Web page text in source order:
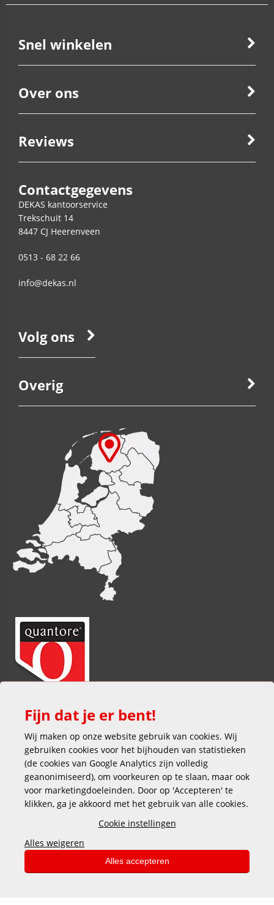
Snel winkelen
Over ons
Reviews
Contactgegevens
DEKAS kantoorservice
Trekschuit 14
8447 CJ Heerenveen
0513 - 68 22 66
info@dekas.nl
Volg ons
Overig
Veilig en gemakkelijk betalen
Fijn dat je er bent!
Wij maken op onze website gebruik van cookies. Wij
gebruiken cookies voor het bijhouden van statistieken
(de cookies van Google Analytics zijn volledig
geanonimiseerd), om voorkeuren op te slaan, maar ook
voor marketingdoeleinden. Door op 'Accepteren' te
klikken, ga je akkoord met het gebruik van alle cookies.
Cookie instellingen
Alles weigeren
Alles accepteren